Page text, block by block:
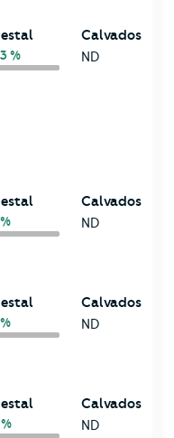
%
Calvados
ND
Calvados
ND
Calvados
ND
Calvados
ND